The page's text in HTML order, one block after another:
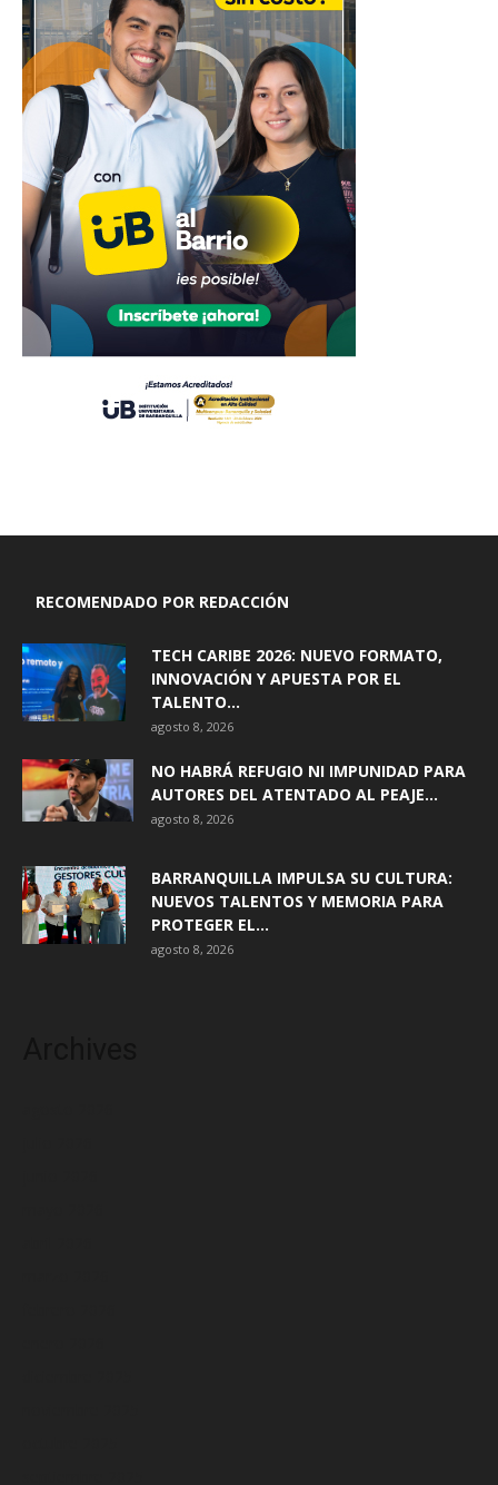
RECOMENDADO POR REDACCIÓN
TECH CARIBE 2026: NUEVO FORMATO,
INNOVACIÓN Y APUESTA POR EL
TALENTO...
agosto 8, 2026
NO HABRÁ REFUGIO NI IMPUNIDAD PARA
AUTORES DEL ATENTADO AL PEAJE...
agosto 8, 2026
BARRANQUILLA IMPULSA SU CULTURA:
NUEVOS TALENTOS Y MEMORIA PARA
PROTEGER EL...
agosto 8, 2026